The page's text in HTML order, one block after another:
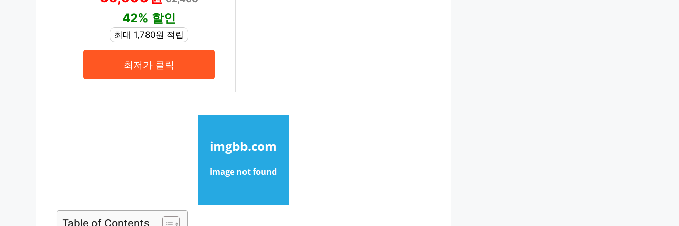
42% 할인
최대 1,780원 적립
최저가 클릭
Table of Contents